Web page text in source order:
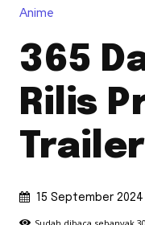
Anime
365
Rilis
15 September 2024